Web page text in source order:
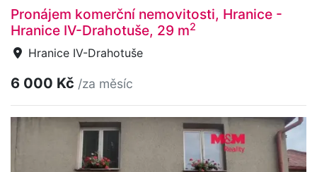
Pronájem komerční nemovitosti, Hranice -
Hranice IV-Drahotuše, 29 m2
Hranice IV-Drahotuše
6 000 Kč /za měsíc